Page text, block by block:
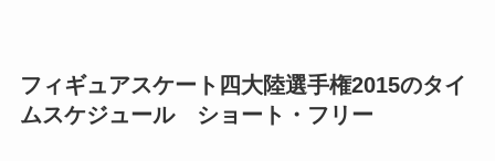
フィギュアスケート四大陸選手権2015のタイ
ムスケジュール ショート・フリー